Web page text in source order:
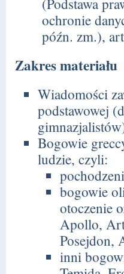
(Podstawa
ochronie
późn. zm.),
Zakres materiału
Wiadomości
podstawowej
Bogowie
ludzie, czyli:
bogowie
otoczenie
Apollo,
Posejdon,
inni